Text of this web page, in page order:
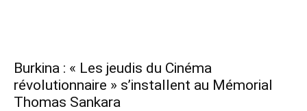
Burkina : « Les jeudis du Cinéma
révolutionnaire » s’installent au Mémorial
Thomas Sankara